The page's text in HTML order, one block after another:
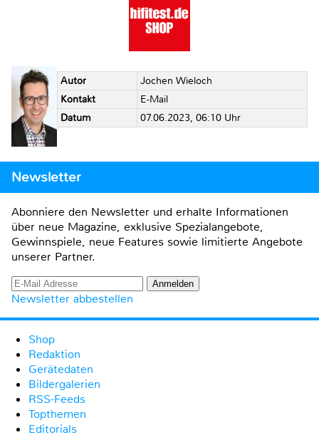
Autor
Jochen Wieloch
Kontakt
E-Mail
Datum
07.06.2023, 06:10 Uhr
Newsletter
Abonniere den Newsletter und erhalte Informationen
über neue Magazine, exklusive Spezialangebote,
Gewinnspiele, neue Features sowie limitierte Angebote
unserer Partner.
Newsletter abbestellen
Shop
Redaktion
Gerätedaten
Bildergalerien
RSS-Feeds
Topthemen
Editorials